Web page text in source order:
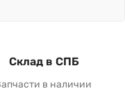
Склад в СПБ
в наличии